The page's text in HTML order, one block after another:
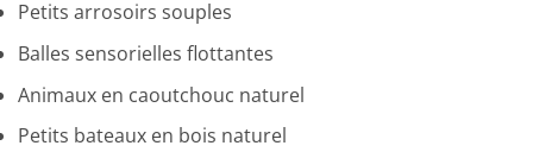
Petits arrosoirs souples
Balles sensorielles flottantes
Animaux en caoutchouc naturel
Petits bateaux en bois naturel